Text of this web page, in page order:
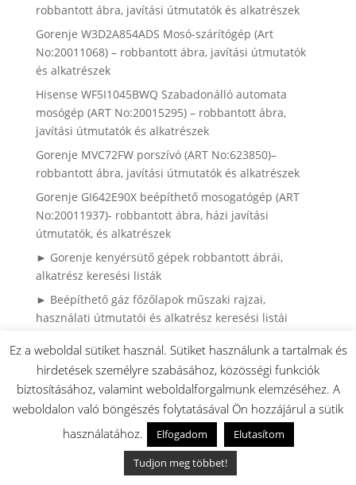
robbantott ábra, javítási útmutatók és alkatrészek
Gorenje W3D2A854ADS Mosó-szárítógép (Art
No:20011068) – robbantott ábra, javítási útmutatók
és alkatrészek
Hisense WF5I1045BWQ Szabadonálló automata
mosógép (ART No:20015295) – robbantott ábra,
javítási útmutatók és alkatrészek
Gorenje MVC72FW porszívó (ART No:623850)–
robbantott ábra, javítási útmutatók és alkatrészek
Gorenje GI642E90X beépíthető mosogatógép (ART
No:20011937)- robbantott ábra, házi javítási
útmutatók, és alkatrészek
► Gorenje kenyérsütő gépek robbantott ábrái,
alkatrész keresési listák
► Beépíthető gáz főzőlapok műszaki rajzai,
használati útmutatói és alkatrész keresési listái
► Beépíthető mikrohullámú sütők műszaki rajzai,
használati útmutatói és alkatrész keresés
► Mikrohullámú sütők leírásai, műszaki rajzai,
alkatrész keresésben segítség
► Gorenje Side by Side hűtők robbantott ábrái,
használati útmutaóti és alkatrész kereséshez lista
► Gorenje porszívók használati útmutatói,
Ez a weboldal sütiket használ. Sütiket használunk a tartalmak és
hirdetések személyre szabásához, közösségi funkciók
biztosításához, valamint weboldalforgalmunk elemzéséhez. A
weboldalon való böngészés folytatásával Ön hozzájárul a sütik
használatához.
Elfogadom
Elutasítom
Tudjon meg többet!